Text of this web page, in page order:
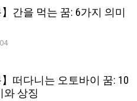
】간을 먹는 꿈: 6가지 의미
】떠다니는 오토바이 꿈: 10
와 상징